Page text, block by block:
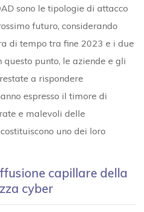
sono le tipologie di attacco
futuro, considerando
di tempo tra fine 2023 e i due
questo punto, le aziende e gli
a rispondere
espresso il timore di
e malevoli delle
uno dei loro
capillare della
cyber